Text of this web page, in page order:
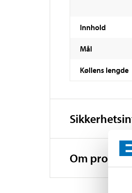
Innhold
Mål
Køllens lengde
Om